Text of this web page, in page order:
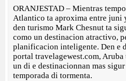
ORANJESTAD – Mientras
Atlantico ta aproxima entre juni
den turismo Mark Chesnut ta
como un destinacion atractivo,
planificacion inteligente. Den e
portal travelagewest.com, Aruba
un di e destinacionnan mas
temporada di tormenta.